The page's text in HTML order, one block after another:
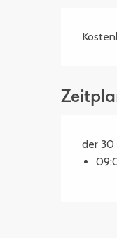
der 30